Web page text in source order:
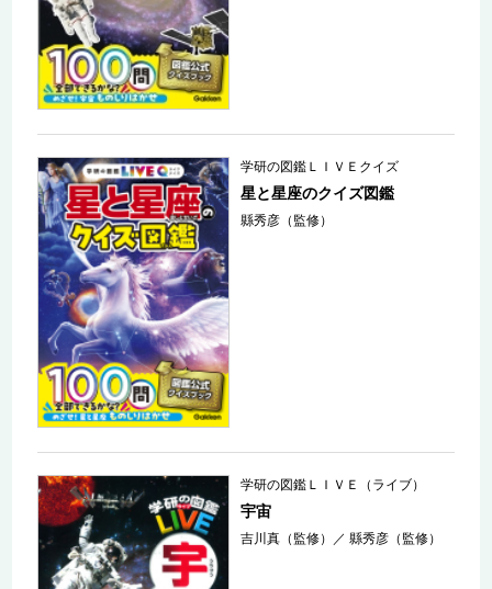
学研の図鑑ＬＩＶＥクイズ
星と星座のクイズ図鑑
縣秀彦（監修）
学研の図鑑ＬＩＶＥ（ライブ）
宇宙
吉川真（監修） ／縣秀彦（監修）